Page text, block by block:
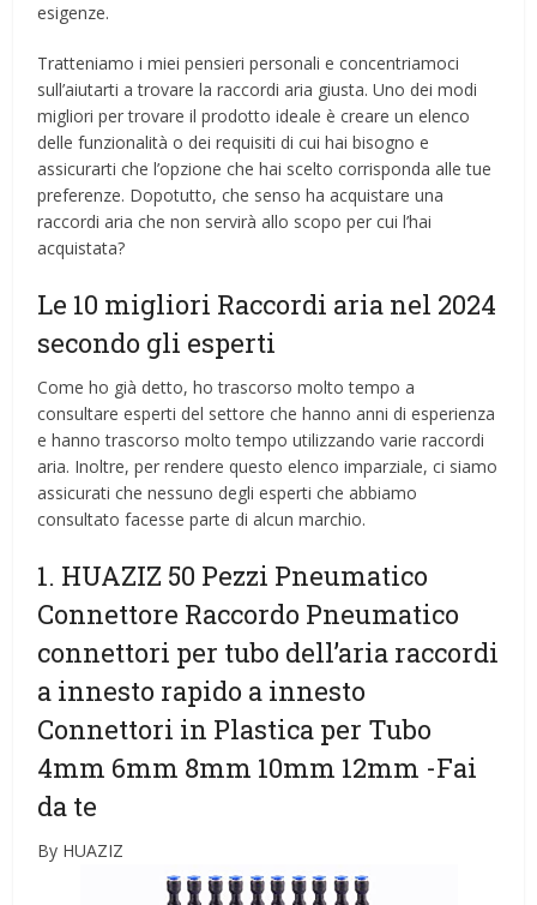
esigenze.
Tratteniamo i miei pensieri personali e concentriamoci
sull’aiutarti a trovare la raccordi aria giusta. Uno dei modi
migliori per trovare il prodotto ideale è creare un elenco
delle funzionalità o dei requisiti di cui hai bisogno e
assicurarti che l’opzione che hai scelto corrisponda alle tue
preferenze. Dopotutto, che senso ha acquistare una
raccordi aria che non servirà allo scopo per cui l’hai
acquistata?
Le 10 migliori Raccordi aria nel 2024
secondo gli esperti
Come ho già detto, ho trascorso molto tempo a
consultare esperti del settore che hanno anni di esperienza
e hanno trascorso molto tempo utilizzando varie raccordi
aria. Inoltre, per rendere questo elenco imparziale, ci siamo
assicurati che nessuno degli esperti che abbiamo
consultato facesse parte di alcun marchio.
1. HUAZIZ 50 Pezzi Pneumatico
Connettore Raccordo Pneumatico
connettori per tubo dell’aria raccordi
a innesto rapido a innesto
Connettori in Plastica per Tubo
4mm 6mm 8mm 10mm 12mm -Fai
da te
By HUAZIZ